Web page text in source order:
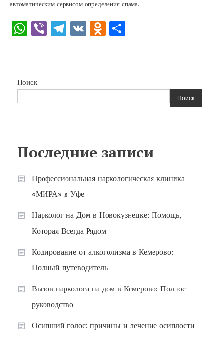
автоматическим сервисом определения спама.
WhatsApp
ViberTelegram
VK Odnoklassniki
Поиск
Поиск
Последние записи
Профессиональная наркологическая клиника
«МИРА» в Уфе
Нарколог на Дом в Новокузнецке: Помощь,
Которая Всегда Рядом
Кодирование от алкоголизма в Кемерово:
Полный путеводитель
Вызов нарколога на дом в Кемерово: Полное
руководство
Осипший голос: причины и лечение осиплости